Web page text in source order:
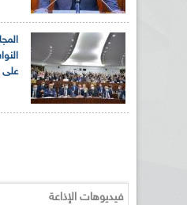
فيديوهات الإذاعة